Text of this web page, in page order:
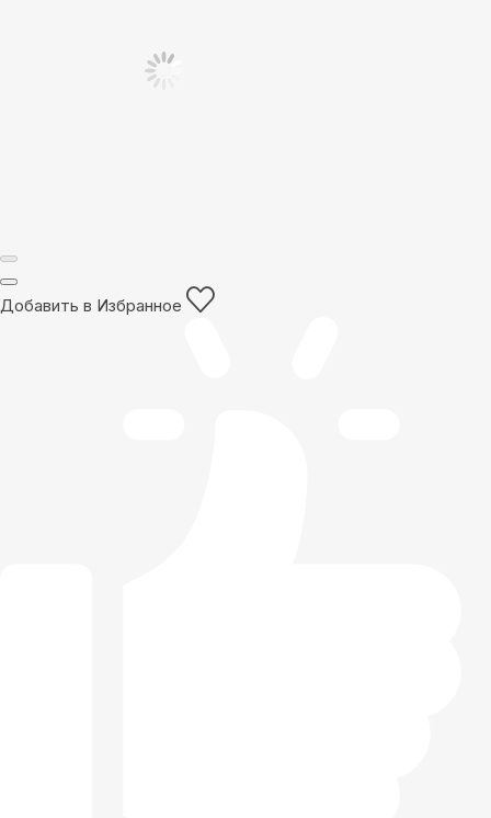
Добавить в Избранное